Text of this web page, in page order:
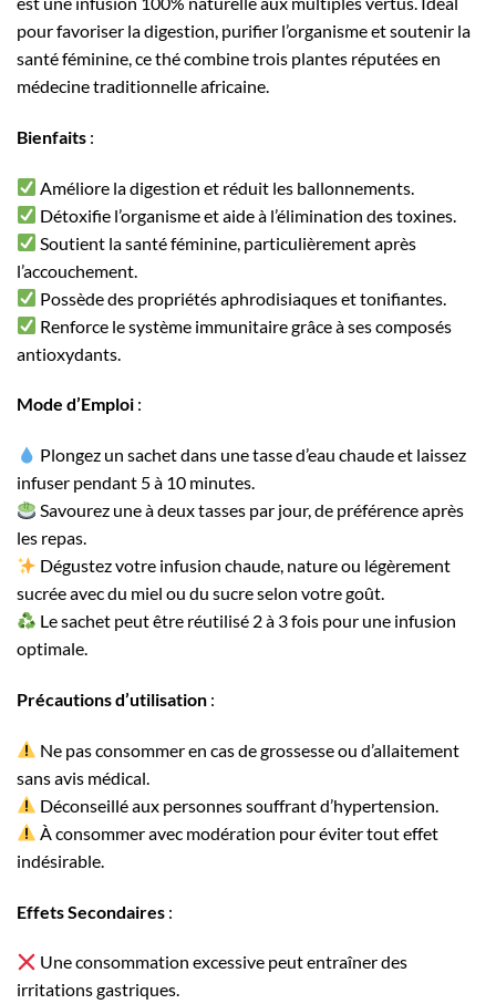
pour favoriser la digestion, purifier l’organisme et soutenir la
santé féminine, ce thé combine trois plantes réputées en
médecine traditionnelle africaine.
Bienfaits :
Améliore la digestion et réduit les ballonnements.
Détoxifie l’organisme et aide à l’élimination des toxines.
Soutient la santé féminine, particulièrement après
l’accouchement.
Possède des propriétés aphrodisiaques et tonifiantes.
Renforce le système immunitaire grâce à ses composés
antioxydants.
Mode d’Emploi :
Plongez un sachet dans une tasse d’eau chaude et laissez
infuser pendant 5 à 10 minutes.
Savourez une à deux tasses par jour, de préférence après
les repas.
Dégustez votre infusion chaude, nature ou légèrement
sucrée avec du miel ou du sucre selon votre goût.
Le sachet peut être réutilisé 2 à 3 fois pour une infusion
optimale.
Précautions d’utilisation :
Ne pas consommer en cas de grossesse ou d’allaitement
sans avis médical.
Déconseillé aux personnes souffrant d’hypertension.
À consommer avec modération pour éviter tout effet
indésirable.
Effets Secondaires :
Une consommation excessive peut entraîner des
irritations gastriques.